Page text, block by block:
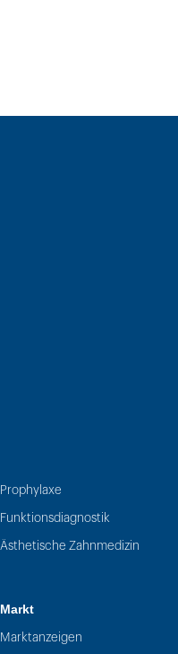
Prophylaxe
Funktionsdiagnostik
Ästhetische Zahnmedizin
Markt
Marktanzeigen